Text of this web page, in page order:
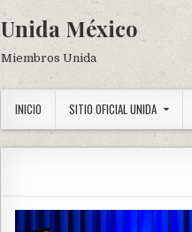
Unida México
Miembros Unida
INICIO SITIO OFICIAL UNIDA